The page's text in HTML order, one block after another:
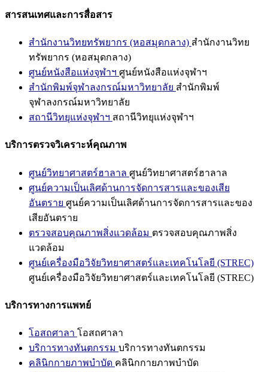
สารสนเทศและการสื่อสาร
สำนักงานวิทยทรัพยากร (หอสมุดกลาง) สำนักงานวิทย
ทรัพยากร (หอสมุดกลาง)
ศูนย์หนังสือแห่งจุฬาฯ ศูนย์หนังสือแห่งจุฬาฯ
สำนักพิมพ์จุฬาลงกรณ์มหาวิทยาลัย สำนักพิมพ์
จุฬาลงกรณ์มหาวิทยาลัย
สถานีวิทยุแห่งจุฬาฯ สถานีวิทยุแห่งจุฬาฯ
บริการตรวจวิเคราะห์คุณภาพ
ศูนย์วิทยาศาสตร์ฮาลาล ศูนย์วิทยาศาสตร์ฮาลาล
ศูนย์ความเป็นเลิศด้านการจัดการสารและของเสีย
อันตราย ศูนย์ความเป็นเลิศด้านการจัดการสารและของ
เสียอันตราย
ตรวจสอบคุณภาพสิ่งแวดล้อม ตรวจสอบคุณภาพสิ่ง
แวดล้อม
ศูนย์เครื่องมือวิจัยวิทยาศาสตร์และเทคโนโลยี (STREC)
ศูนย์เครื่องมือวิจัยวิทยาศาสตร์และเทคโนโลยี (STREC)
บริการทางการแพทย์
โอสถศาลา โอสถศาลา
บริการทางทันตกรรม บริการทางทันตกรรม
คลินิกกายภาพบำบัด คลินิกกายภาพบำบัด